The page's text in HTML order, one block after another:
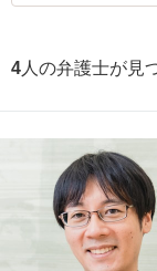
4 人の弁護士が見